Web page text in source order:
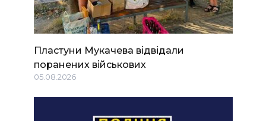
Пластуни Мукачева відвідали
поранених військових
05.08.2026